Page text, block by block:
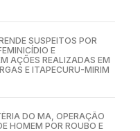
SUSPEITOS POR
E
AÇÕES REALIZADAS EM
E ITAPECURU-MIRIM
DO MA, OPERAÇÃO
HOMEM POR ROUBO E